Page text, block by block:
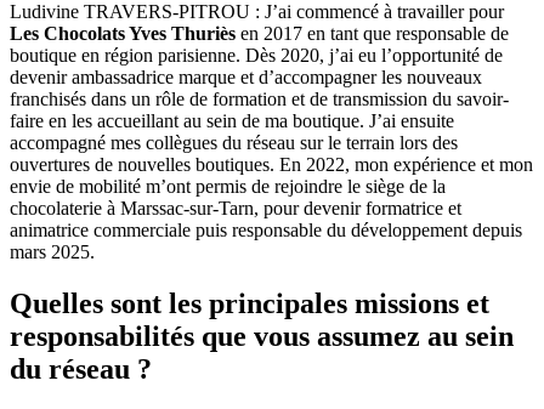
Ludivine TRAVERS-PITROU : J’ai commencé à travailler pour
Les Chocolats Yves Thuriès en 2017 en tant que responsable de
boutique en région parisienne. Dès 2020, j’ai eu l’opportunité de
devenir ambassadrice marque et d’accompagner les nouveaux
franchisés dans un rôle de formation et de transmission du savoir-
faire en les accueillant au sein de ma boutique. J’ai ensuite
accompagné mes collègues du réseau sur le terrain lors des
ouvertures de nouvelles boutiques. En 2022, mon expérience et mon
envie de mobilité m’ont permis de rejoindre le siège de la
chocolaterie à Marssac-sur-Tarn, pour devenir formatrice et
animatrice commerciale puis responsable du développement depuis
mars 2025.
Quelles sont les principales missions et
responsabilités que vous assumez au sein
du réseau ?